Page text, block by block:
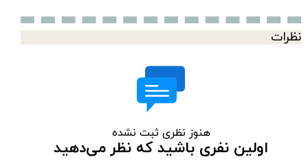
نظرات
هنوز نظری ثبت نشده
اولین نفری باشید که نظر می‌دهید